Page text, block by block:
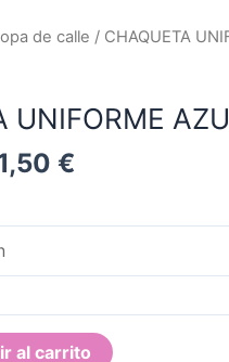
de calle / CHAQUETA
UNIFORME
€
36,00 €
41,50 €
al carrito